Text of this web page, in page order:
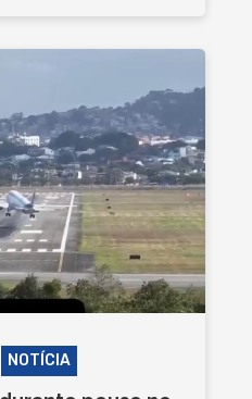
NOTÍCIA